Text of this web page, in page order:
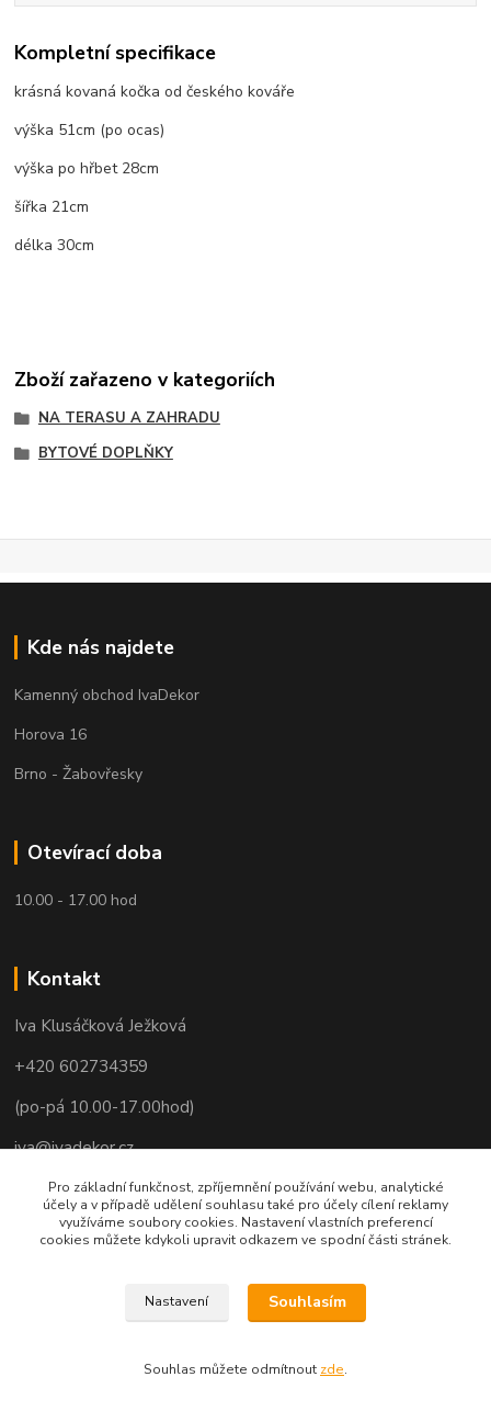
Kompletní specifikace
krásná kovaná kočka od českého kováře
výška 51cm (po ocas)
výška po hřbet 28cm
šířka 21cm
délka 30cm
Zboží zařazeno v kategoriích
NA TERASU A ZAHRADU
BYTOVÉ DOPLŇKY
Kde nás najdete
Kamenný obchod IvaDekor
Horova 16
Brno - Žabovřesky
Otevírací doba
10.00 - 17.00 hod
Kontakt
Iva Klusáčková Ježková
+420 602734359
(po-pá 10.00-17.00hod)
iva@ivadekor.cz
Pro základní funkčnost, zpříjemnění používání webu, analytické
účely a v případě udělení souhlasu také pro účely cílení reklamy
využíváme soubory cookies. Nastavení vlastních preferencí
cookies můžete kdykoli upravit odkazem ve spodní části stránek.
Nastavení Souhlasím
Souhlas můžete odmítnout zde.